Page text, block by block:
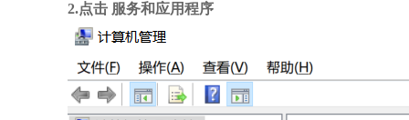
2.点击 服务和应用程序